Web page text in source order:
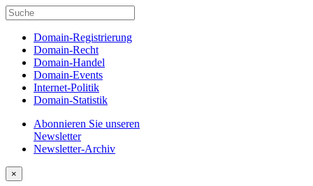
Domain-Registrierung
Domain-Recht
Domain-Handel
Domain-Events
Internet-Politik
Domain-Statistik
Abonnieren Sie unseren
Newsletter
Newsletter-Archiv
×